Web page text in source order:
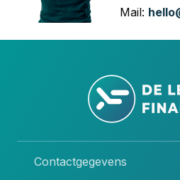
Mail:
Contactgegevens